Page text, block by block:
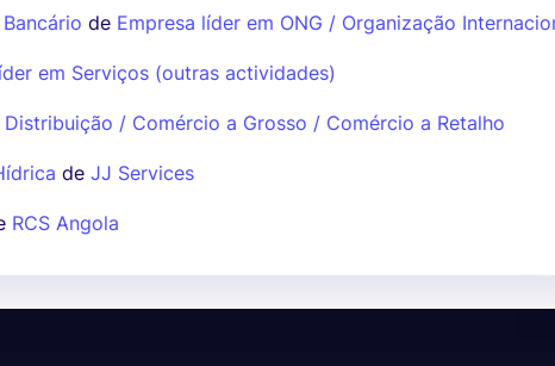
de Empresa líder em ONG / Organização
em Serviços (outras actividades)
Distribuição / Comércio a Grosso / Comércio a Retalho
de JJ Services
RCS Angola